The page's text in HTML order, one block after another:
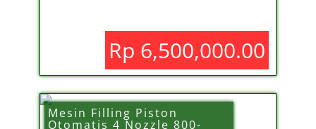
Rp 6,500,000.00
Mesin Filling Piston
Otomatis 4 Nozzle 800-